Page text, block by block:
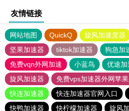
友情链接
网站地图 QuickQ 旋风加速度器
坚果加速器
tiktok加速器
狗急加
免费vqn外网加速
小蓝鸟 优途加
旋风加速器
免费vps加速器外网苹
快连加速器
快连加速器官网入口
快鸭加速器
快柠檬加速器 旋风